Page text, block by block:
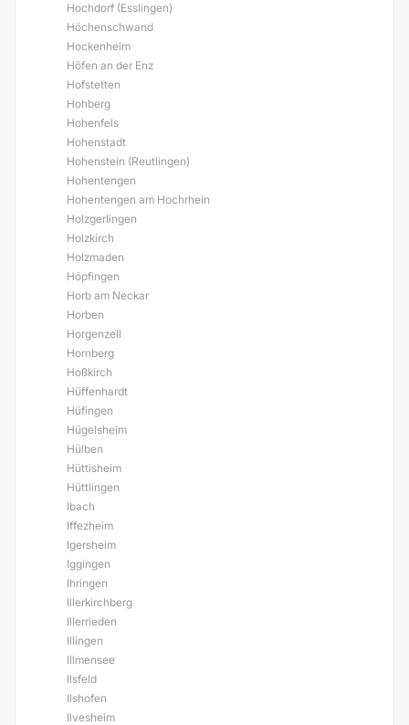
Hochdorf (Esslingen)
Höchenschwand
Hockenheim
Höfen an der Enz
Hofstetten
Hohberg
Hohenfels
Hohenstadt
Hohenstein (Reutlingen)
Hohentengen
Hohentengen am Hochrhein
Holzgerlingen
Holzkirch
Holzmaden
Höpfingen
Horb am Neckar
Horben
Horgenzell
Hornberg
Hoßkirch
Hüffenhardt
Hüfingen
Hügelsheim
Hülben
Hüttisheim
Hüttlingen
Ibach
Iffezheim
Igersheim
Iggingen
Ihringen
Illerkirchberg
Illerrieden
Illingen
Illmensee
Ilsfeld
Ilshofen
Ilvesheim